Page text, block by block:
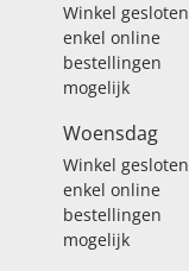
Winkel gesloten
enkel online
bestellingen
mogelijk
Woensdag
Winkel gesloten
enkel online
bestellingen
mogelijk